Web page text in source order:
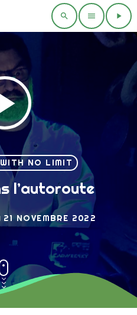
search menu play_arrow
NO LIMIT
l’autoroute
21 NOVEMBRE 2022